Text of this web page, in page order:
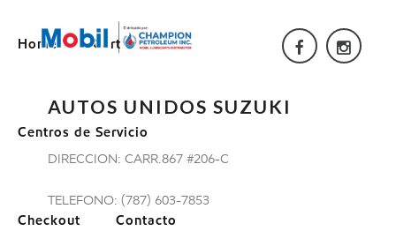
Home Cart
Centros de Servicio
Checkout Contacto
AUTOS UNIDOS SUZUKI
DIRECCION: CARR.867 #206-C
TELEFONO: (787) 603-7853